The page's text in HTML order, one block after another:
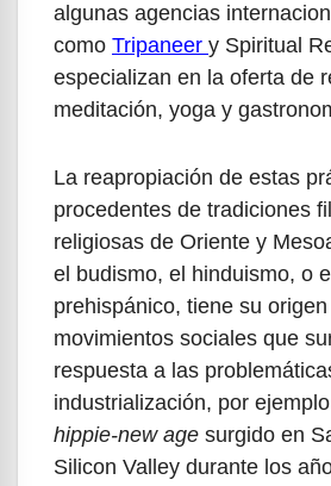
algunas agencias
como Tripaneer y Spiritual
especializan en la oferta de
meditación, yoga y
La reapropiación de estas
procedentes de tradiciones
religiosas de Oriente y
el budismo, el hinduismo, o
prehispánico, tiene su
movimientos sociales que
respuesta a las
industrialización, por
hippie-new age surgido en
Silicon Valley durante los